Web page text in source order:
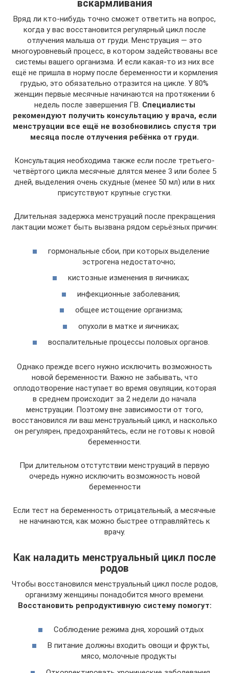
вскармливания
Вряд ли кто-нибудь точно сможет ответить на вопрос,
когда у вас восстановится регулярный цикл после
отлучения малыша от груди. Менструация — это
многоуровневый процесс, в котором задействованы все
системы вашего организма. И если какая-то из них все
ещё не пришла в норму после беременности и кормления
грудью, это обязательно отразится на цикле. У 80%
женщин первые месячные начинаются на протяжении 6
недель после завершения ГВ. Специалисты
рекомендуют получить консультацию у врача, если
менструации все ещё не возобновились спустя три
месяца после отлучения ребёнка от груди.
Консультация необходима также если после третьего-
четвёртого цикла месячные длятся менее 3 или более 5
дней, выделения очень скудные (менее 50 мл) или в них
присутствуют крупные сгустки.
Длительная задержка менструаций после прекращения
лактации может быть вызвана рядом серьёзных причин:
гормональные сбои, при которых выделение
эстрогена недостаточно;
кистозные изменения в яичниках;
инфекционные заболевания;
общее истощение организма;
опухоли в матке и яичниках;
воспалительные процессы половых органов.
Однако прежде всего нужно исключить возможность
новой беременности. Важно не забывать, что
оплодотворение наступает во время овуляции, которая
в среднем происходит за 2 недели до начала
менструации. Поэтому вне зависимости от того,
восстановился ли ваш менструальный цикл, и насколько
он регулярен, предохраняйтесь, если не готовы к новой
беременности.
При длительном отстутствии менструаций в первую
очередь нужно исключить возможность новой
беременности
Если тест на беременность отрицательный, а месячные
не начинаются, как можно быстрее отправляйтесь к
врачу.
Как наладить менструальный цикл после
родов
Чтобы восстановился менструальный цикл после родов,
организму женщины понадобится много времени.
Восстановить репродуктивную систему помогут:
Соблюдение режима дня, хороший отдых
В питание должны входить овощи и фрукты,
мясо, молочные продукты